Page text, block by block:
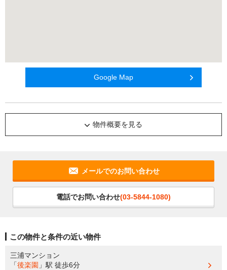
Google Map
物件概要を見る
メールでのお問い合わせ
電話でお問い合わせ(03-5844-1080)
この物件と条件の近い物件
三浦マンション
「後楽園 」駅 徒歩6分